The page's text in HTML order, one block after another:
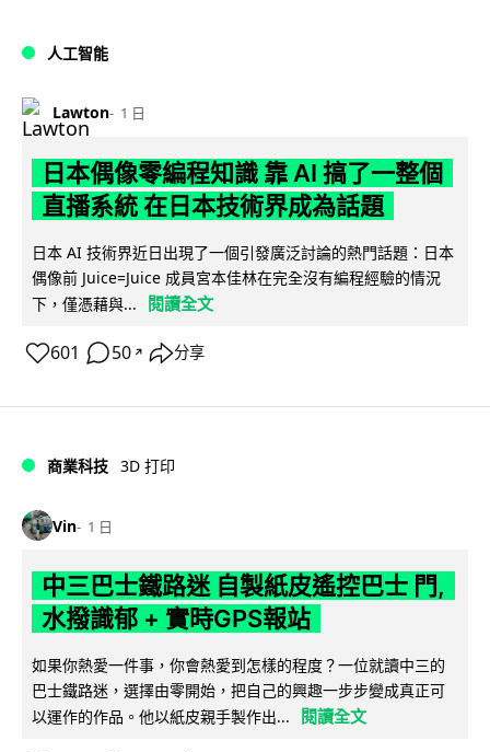
人工智能
Lawton 1 日
日本偶像零編程知識 靠 AI 搞了一整個
直播系統 在日本技術界成為話題
日本 AI 技術界近日出現了一個引發廣泛討論的熱門話題：日本
偶像前 Juice=Juice 成員宮本佳林在完全沒有編程經驗的情況
下，僅憑藉與...
閱讀全文
601 50 ↗ 分享
商業科技 3D 打印
Vin 1 日
中三巴士鐵路迷 自製紙皮遙控巴士 門,
水撥識郁 + 實時GPS報站
如果你熱愛一件事，你會熱愛到怎樣的程度？一位就讀中三的
巴士鐵路迷，選擇由零開始，把自己的興趣一步步變成真正可
以運作的作品。他以紙皮親手製作出...
閱讀全文